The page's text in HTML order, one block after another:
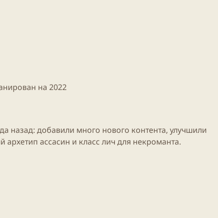
на 2022
назад: добавили много нового контента, улучшили
ассасин и класс лич для некроманта.